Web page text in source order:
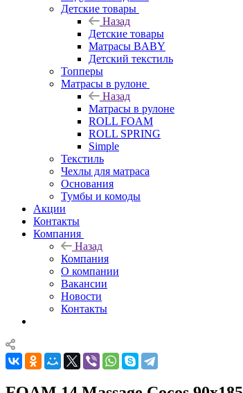
Детские товары
Назад
Детские товары
Матрасы BABY
Детский текстиль
Топперы
Матрасы в рулоне
Назад
Матрасы в рулоне
ROLL FOAM
ROLL SPRING
Simple
Текстиль
Чехлы для матраса
Основания
Тумбы и комоды
Акции
Контакты
Компания
Назад
Компания
О компании
Вакансии
Новости
Контакты